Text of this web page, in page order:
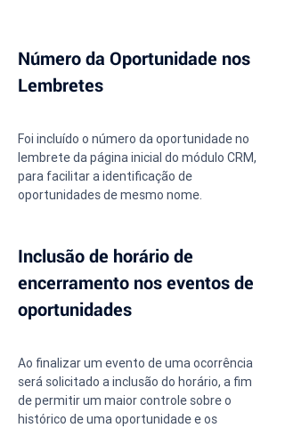
Número da Oportunidade nos
Lembretes
Foi incluído o número da oportunidade no
lembrete da página inicial do módulo CRM,
para facilitar a identificação de
oportunidades de mesmo nome.
Inclusão de horário de
encerramento nos eventos de
oportunidades
Ao finalizar um evento de uma ocorrência
será solicitado a inclusão do horário, a fim
de permitir um maior controle sobre o
histórico de uma oportunidade e os